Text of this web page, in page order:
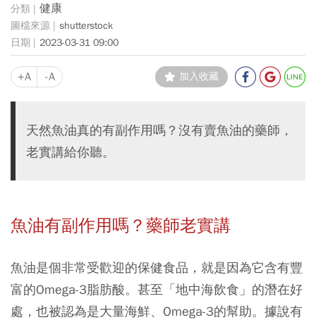
健康
shutterstock
2023-03-31 09:00
+A -A 加入收藏
天然魚油真的有副作用嗎？沒有賣魚油的藥師，
老實講給你聽。
魚油有副作用嗎？藥師老實講
魚油是個非常受歡迎的保健食品，就是因為它含有豐
富的Omega-3脂肪酸。甚至「地中海飲食」的潛在好
處，也被認為是大量海鮮、Omega-3的幫助。據說有